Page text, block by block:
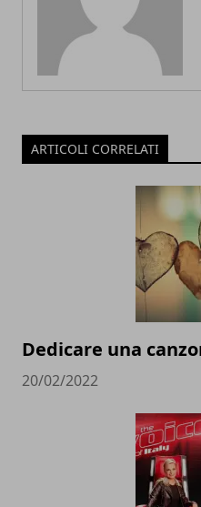
ARTICOLI CORRELATI
Dedicare una
20/02/2022